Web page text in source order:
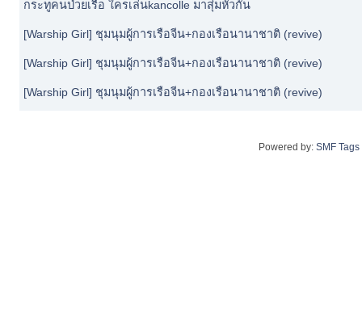
กระทูคนป่วยเรือ ใครเล่นkancolle มาสุ่มหัวกัน
[Warship Girl] ชุมนุมผู้การเรือจีน+กองเรือนานาชาติ (revive)
[Warship Girl] ชุมนุมผู้การเรือจีน+กองเรือนานาชาติ (revive)
[Warship Girl] ชุมนุมผู้การเรือจีน+กองเรือนานาชาติ (revive)
Powered by: SMF Tags